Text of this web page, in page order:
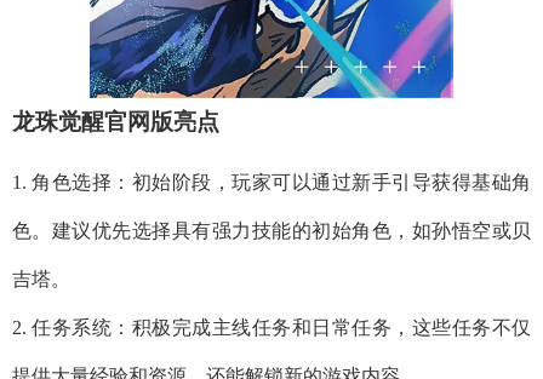
龙珠觉醒官网版亮点
1. 角色选择：初始阶段，玩家可以通过新手引导获得基础角
色。建议优先选择具有强力技能的初始角色，如孙悟空或贝
吉塔。
2. 任务系统：积极完成主线任务和日常任务，这些任务不仅